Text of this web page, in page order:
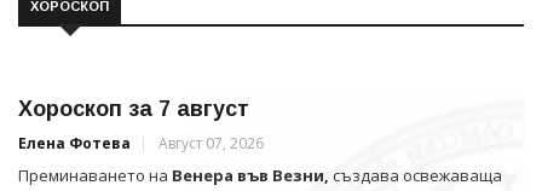
ХОРОСКОП
Хороскоп за 7 август
Елена Фотева Август 07, 2026
Преминаването на Венера във Везни, създава освежаваща